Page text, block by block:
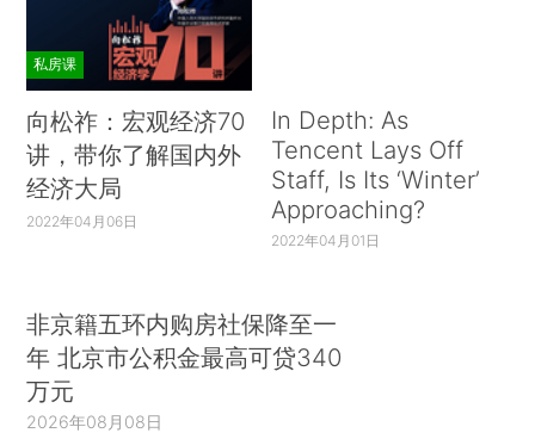
私房课
向松祚：宏观经济70
讲，带你了解国内外
经济大局
2022年04月06日
In Depth: As
Tencent Lays Off
Staff, Is Its ‘Winter’
Approaching?
2022年04月01日
非京籍五环内购房社保降至一
年 北京市公积金最高可贷340
万元
2026年08月08日